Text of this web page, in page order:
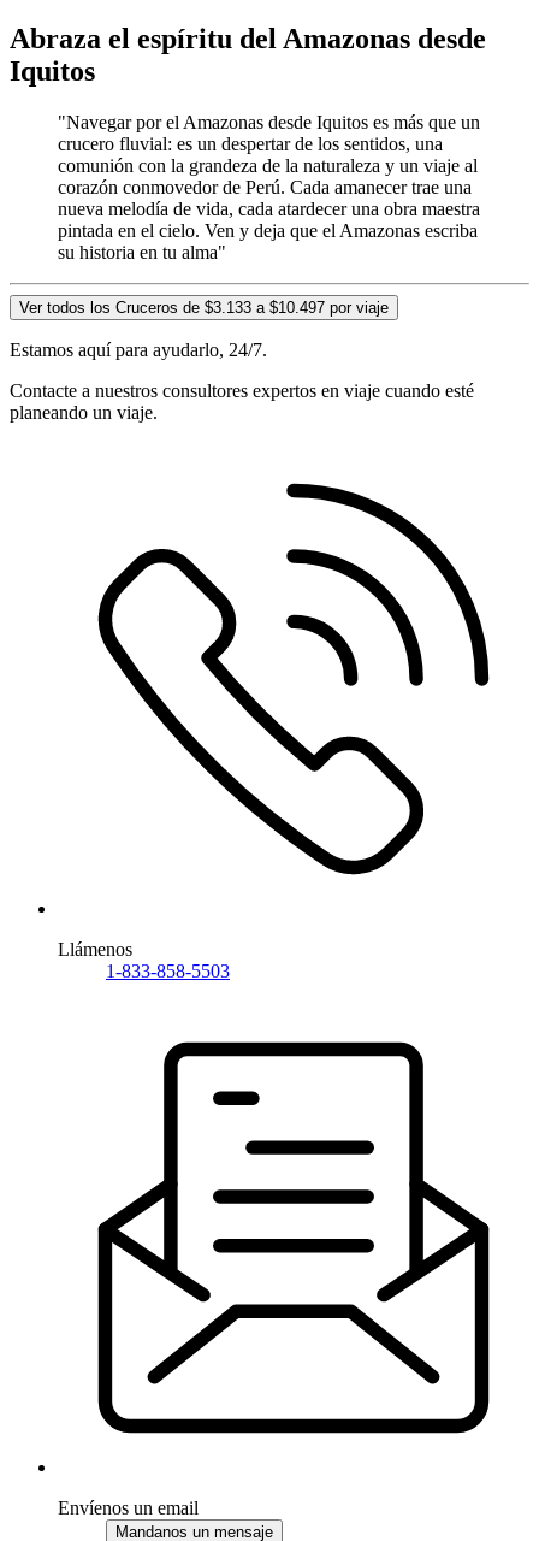
Abraza el espíritu del Amazonas desde
Iquitos
"Navegar por el Amazonas desde Iquitos es más que un
crucero fluvial: es un despertar de los sentidos, una
comunión con la grandeza de la naturaleza y un viaje al
corazón conmovedor de Perú. Cada amanecer trae una
nueva melodía de vida, cada atardecer una obra maestra
pintada en el cielo. Ven y deja que el Amazonas escriba
su historia en tu alma"
Ver todos los Cruceros de $3.133 a $10.497 por viaje
Estamos aquí para ayudarlo, 24/7.
Contacte a nuestros consultores expertos en viaje cuando esté
planeando un viaje.
Llámenos
1-833-858-5503
Envíenos un email
Mandanos un mensaje